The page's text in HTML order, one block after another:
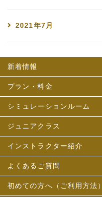
2021年7月
新着情報
プラン・料金
シミュレーションルーム
ジュニアクラス
インストラクター紹介
よくあるご質問
初めての方へ（ご利用方法）